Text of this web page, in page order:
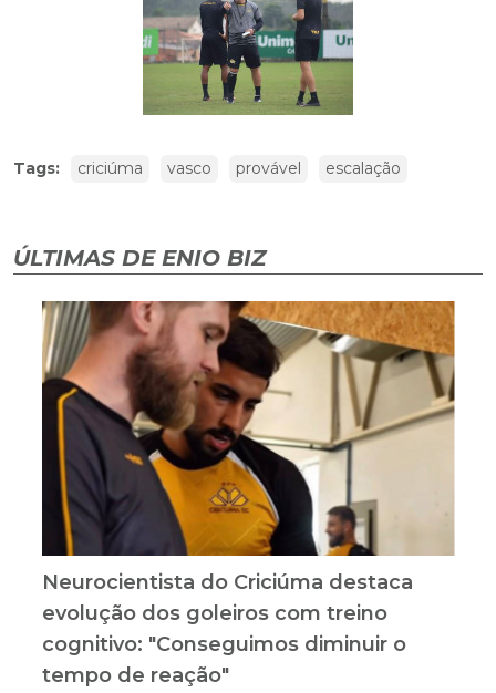
Tags: criciúma vasco provável escalação
ÚLTIMAS DE ENIO BIZ
Neurocientista do Criciúma destaca
evolução dos goleiros com treino
cognitivo: "Conseguimos diminuir o
tempo de reação"